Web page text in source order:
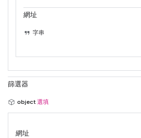
網址
字串
篩選器
object 選填
網址